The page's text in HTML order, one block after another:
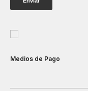
Medios de Pago